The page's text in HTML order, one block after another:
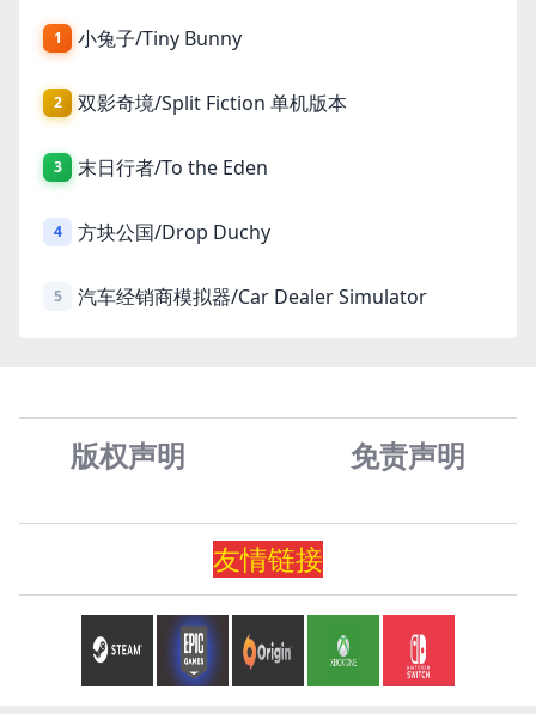
1 小兔子/Tiny Bunny
2 双影奇境/Split Fiction 单机版本
3 末日行者/To the Eden
4 方块公国/Drop Duchy
5 汽车经销商模拟器/Car Dealer Simulator
版权声明 免责声明
友情链接